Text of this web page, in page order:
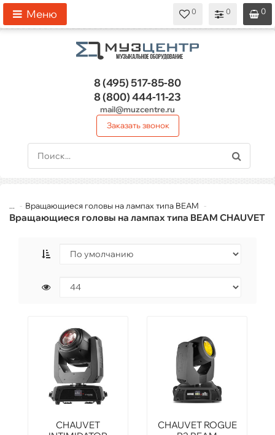
0
0
0
Меню
8 (495)517-85-80
8 (800)444-11-23
mail@muzcentre.ru
Заказать звонок
... Вращающиеся головы на лампах типа BEAM
Вращающиеся головы на лампах типа BEAM CHAUVET
CHAUVET
CHAUVET ROGUE